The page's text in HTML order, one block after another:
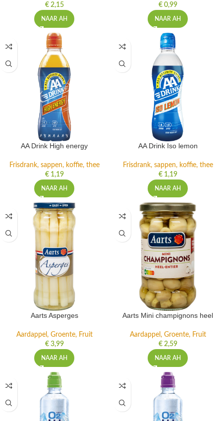
€2,15
NAAR AH
€0,99
NAAR AH
AA Drink High energy
Frisdrank, sappen, koffie, thee
€1,19
NAAR AH
AA Drink Iso lemon
Frisdrank, sappen, koffie, thee
€1,19
NAAR AH
Aarts Asperges
Aardappel, Groente, Fruit
€3,99
NAAR AH
Aarts Mini champignons heel
Aardappel, Groente, Fruit
€2,59
NAAR AH